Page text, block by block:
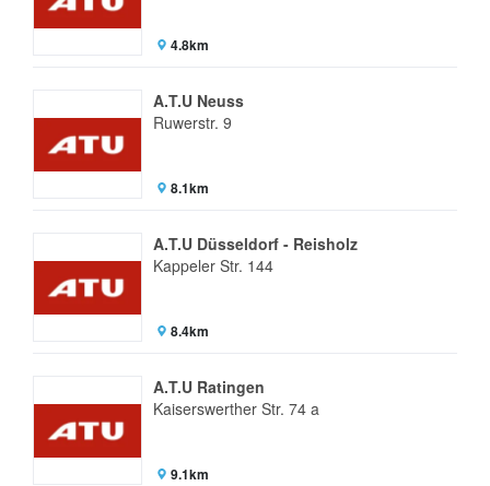
4.8km
A.T.U Neuss
Ruwerstr. 9
8.1km
A.T.U Düsseldorf - Reisholz
Kappeler Str. 144
8.4km
A.T.U Ratingen
Kaiserswerther Str. 74 a
9.1km